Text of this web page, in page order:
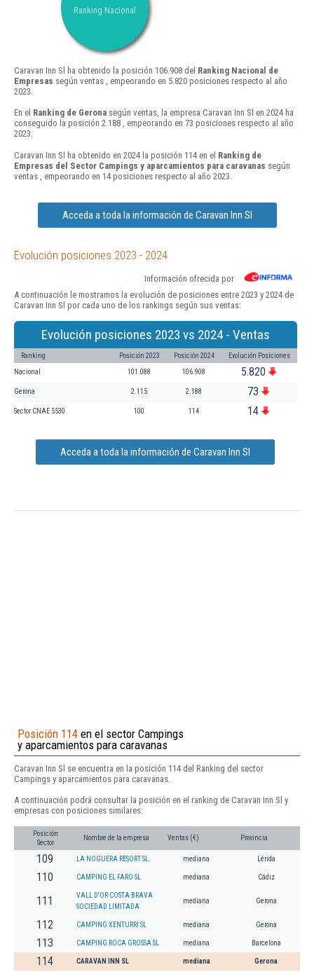
Ranking Nacional
Caravan Inn Sl ha obtenido la posición 106.908 del Ranking Nacional de
Empresas según ventas , empeorando en 5.820 posiciones respecto al año
2023.
En el Ranking de Gerona según ventas, la empresa Caravan Inn Sl en 2024 ha
conseguido la posición 2.188 , empeorando en 73 posiciones respecto al año
2023.
Caravan Inn Sl ha obtenido en 2024 la posición 114 en el Ranking de
Empresas del Sector Campings y aparcamientos para caravanas según
ventas , empeorando en 14 posiciones respecto al año 2023.
Acceda a toda la información de Caravan Inn Sl
Evolución posiciones 2023 - 2024
Información ofrecida por
A continuación le mostramos la evolución de posiciones entre 2023 y 2024 de
Caravan Inn Sl por cada uno de los rankings según sus ventas:
Evolución posiciones 2023 vs 2024 - Ventas
Ranking Posición 2023 Posición 2024 Evolución Posiciones
Nacional 101.088 106.908 5.820
Gerona 2.115 2.188 73
Sector CNAE 5530 100 114 14
Acceda a toda la información de Caravan Inn Sl
Posición 114 en el sector Campings
y aparcamientos para caravanas
Caravan Inn Sl se encuentra en la posición 114 del Ranking del sector
Campings y aparcamientos para caravanas.
A continuación podrá consultar la posición en el ranking de Caravan Inn Sl y
empresas con posiciones similares:
Posición
Sector
Nombre de la empresa Ventas (€) Provincia
109 LA NOGUERA RESORT SL. mediana Lérida
110 CAMPING EL FARO SL mediana Cádiz
111
VALL D'OR COSTA BRAVA
SOCIEDAD LIMITADA.
mediana Gerona
112 CAMPING XENTURRI SL mediana Gerona
113 CAMPING ROCA GROSSA SL mediana Barcelona
114 CARAVAN INN SL mediana Gerona